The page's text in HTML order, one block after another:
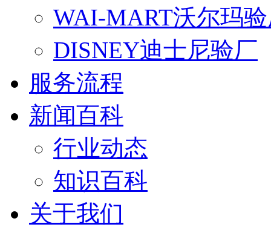
WAI-MART沃尔玛
DISNEY迪士尼验厂
服务流程
新闻百科
行业动态
知识百科
关于我们